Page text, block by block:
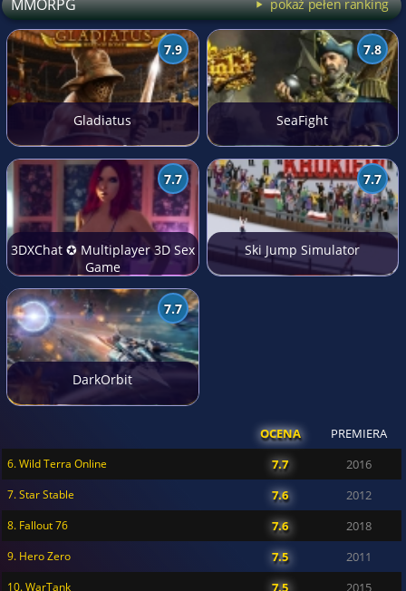
MMORPG pokaż pełen ranking
7.9
Gladiatus
7.8
SeaFight
7.7
3DXChat ✪ Multiplayer 3D Sex
Game
7.7
Ski Jump Simulator
7.7
DarkOrbit
OCENA PREMIERA
6. Wild Terra Online 7.7 2016
7. Star Stable 7.6 2012
8. Fallout 76 7.6 2018
9. Hero Zero 7.5 2011
10. WarTank 7.5 2015